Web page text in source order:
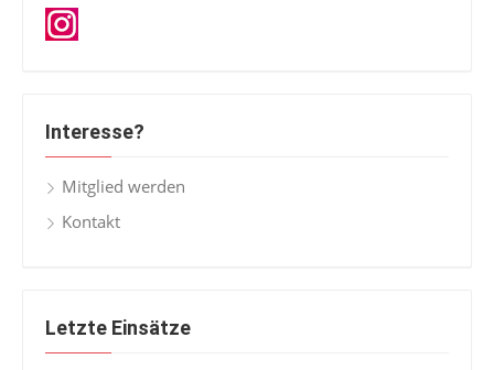
Interesse?
Mitglied werden
Kontakt
Letzte Einsätze